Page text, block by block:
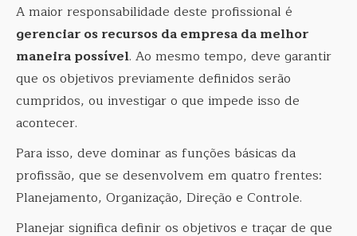
A maior responsabilidade deste profissional é
gerenciar os recursos da empresa da melhor
maneira possível. Ao mesmo tempo, deve garantir
que os objetivos previamente definidos serão
cumpridos, ou investigar o que impede isso de
acontecer.
Para isso, deve dominar as funções básicas da
profissão, que se desenvolvem em quatro frentes:
Planejamento, Organização, Direção e Controle.
Planejar significa definir os objetivos e traçar de que